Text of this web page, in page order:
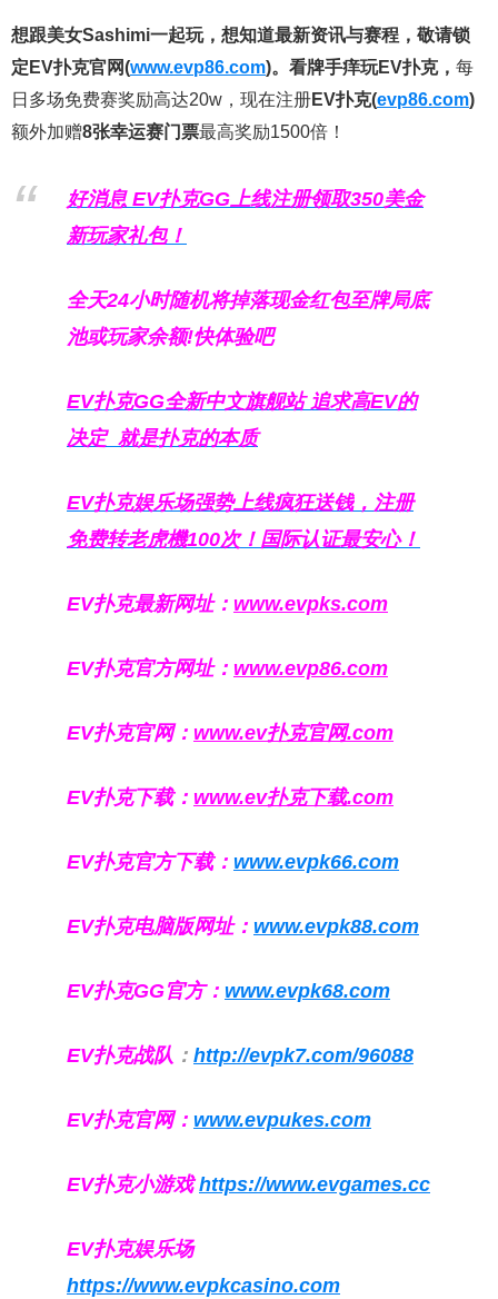
想跟美女Sashimi一起玩， 想知道最新资讯与赛程， 敬请锁
定EV扑克官网(www.evp86.com)。 看牌手痒玩EV扑克， 每
日多场免费赛奖励高达20w，现在注册EV扑克(evp86.com)
额外加赠8张幸运赛门票最高奖励1500倍！
好消息 EV扑克GG上线注册领取350美金
新玩家礼包！
全天24小时随机将掉落现金红包至牌局底
池或玩家余额!快体验吧
EV扑克GG全新中文旗舰站追求高EV的
决定 就是扑克的本质
EV扑克娱乐场强势上线疯狂送钱，注册
免费转老虎機100次！国际认证最安心！
EV扑克最新网址： www.evpks.com
EV扑克官方网址： www.evp86.com
EV扑克官网： www.ev扑克官网.com
EV扑克下载： www.ev扑克下载.com
EV扑克官方下载： www.evpk66.com
EV扑克电脑版网址： www.evpk88.com
EV扑克GG官方： www.evpk68.com
EV扑克战队 ： http://evpk7.com/96088
EV扑克官网： www.evpukes.com
EV扑克小游戏https://www.evgames.cc
EV扑克娱乐场
https://www.evpkcasino.com